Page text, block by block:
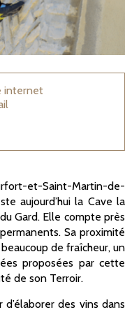
et-Saint-Martin-de-
aujourd’hui la Cave la
Gard. Elle compte près
Sa proximité
de fraîcheur, un
proposées par cette
de son Terroir.
des vins dans
internet